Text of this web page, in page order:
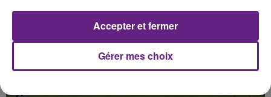
Gérer mes choix
Accepter et fermer